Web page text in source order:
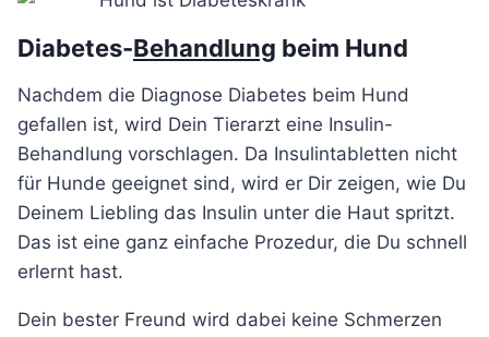
Diabetes-Behandlung beim Hund
Nachdem die Diagnose Diabetes beim Hund
gefallen ist, wird Dein Tierarzt eine Insulin-
Behandlung vorschlagen. Da Insulintabletten nicht
für Hunde geeignet sind, wird er Dir zeigen, wie Du
Deinem Liebling das Insulin unter die Haut spritzt.
Das ist eine ganz einfache Prozedur, die Du schnell
erlernt hast.
Dein bester Freund wird dabei keine Schmerzen